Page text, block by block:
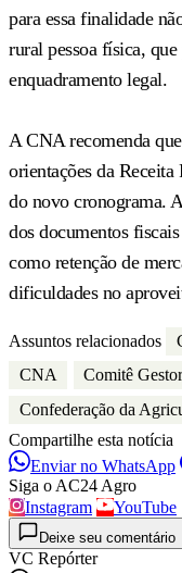
para essa finalidade
rural pessoa física,
enquadramento legal.
A CNA recomenda
orientações da Receita
do novo cronograma.
dos documentos
como retenção de
dificuldades no
Assuntos relacionados
CNA
Comitê
Confederação da
Compartilhe esta notícia
Enviar no WhatsApp
Siga o AC24 Agro
Instagram
YouTube
Deixe seu comentário
VC Repórter